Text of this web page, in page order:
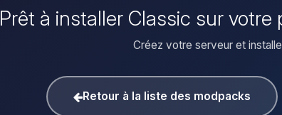
Prêt à installer Classic sur
Créez votre serveur et
Retour à la liste des modpacks